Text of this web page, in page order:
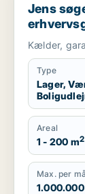
Jens
eller
Kælder,
Type
Lager,
Areal
1 - 200 m2
Max. per
1.000.000